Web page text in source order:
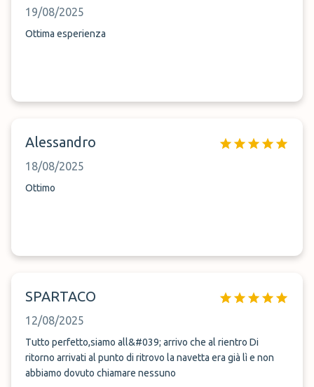
inopporto. Ma per il resto, tutto bene
19/08/2025
Ottima esperienza
Alessandro
18/08/2025
Ottimo
SPARTACO
12/08/2025
Tutto perfetto,siamo all&#039; arrivo che al rientro Di
ritorno arrivati al punto di ritrovo la navetta era già lì e non
abbiamo dovuto chiamare nessuno